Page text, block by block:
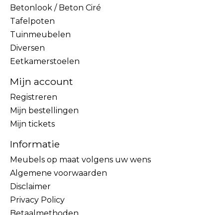
Betonlook / Beton Ciré
Tafelpoten
Tuinmeubelen
Diversen
Eetkamerstoelen
Mijn account
Registreren
Mijn bestellingen
Mijn tickets
Informatie
Meubels op maat volgens uw wens
Algemene voorwaarden
Disclaimer
Privacy Policy
Betaalmethoden